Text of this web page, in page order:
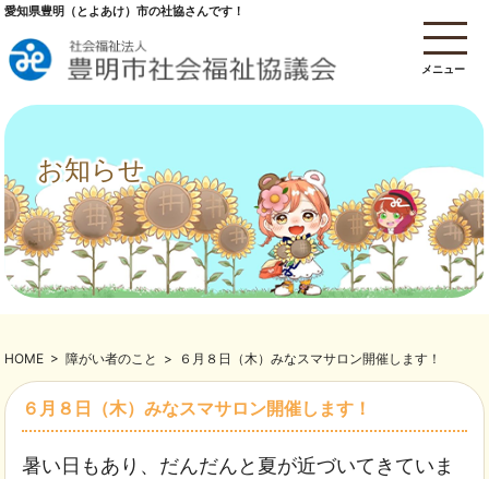
メニュー
愛知県豊明（とよあけ）市の社協さんです！
お知らせ
HOME > 障がい者のこと > ６月８日（木）みなスマサロン開催します！
６月８日（木）みなスマサロン開催します！
暑い日もあり、だんだんと夏が近づいてきていま